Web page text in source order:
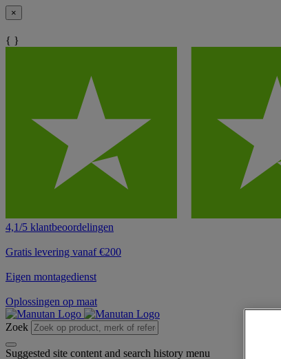
×
{ }
4,1/5 klantbeoordelingen
Gratis levering vanaf €200
Eigen montagedienst
Oplossingen op maat
Zoek
Suggested site content and search history menu